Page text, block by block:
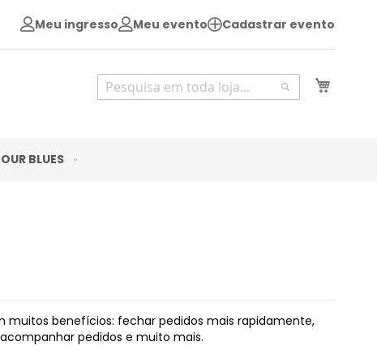
Meu ingresso Meu evento Cadastrar evento
Pesquisa
Pesquisa
BLUES
muitos benefícios: fechar pedidos mais rapidamente,
pedidos e muito mais.